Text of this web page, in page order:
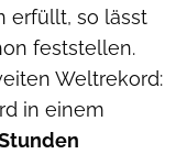
erfüllt, so lässt
feststellen.
Weltrekord:
in einem